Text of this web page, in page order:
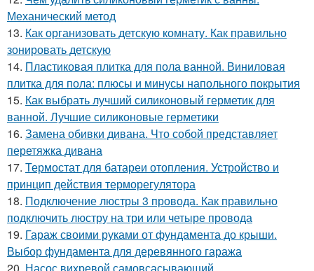
Механический метод
13. Как организовать детскую комнату. Как правильно
зонировать детскую
14. Пластиковая плитка для пола ванной. Виниловая
плитка для пола: плюсы и минусы напольного покрытия
15. Как выбрать лучший силиконовый герметик для
ванной. Лучшие силиконовые герметики
16. Замена обивки дивана. Что собой представляет
перетяжка дивана
17. Термостат для батареи отопления. Устройство и
принцип действия терморегулятора
18. Подключение люстры 3 провода. Как правильно
подключить люстру на три или четыре провода
19. Гараж своими руками от фундамента до крыши.
Выбор фундамента для деревянного гаража